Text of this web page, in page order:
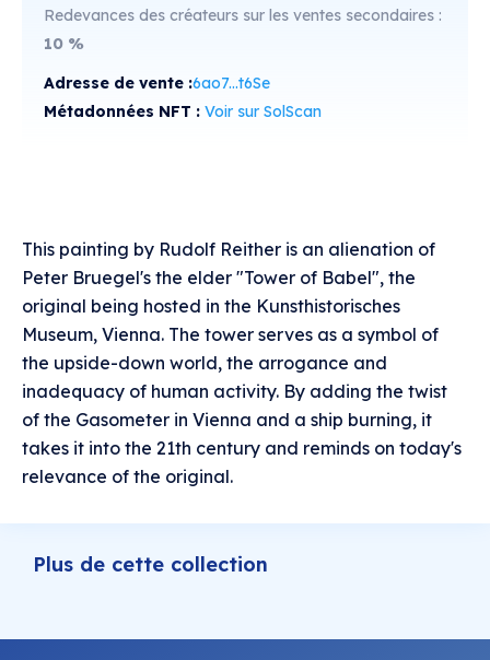
Redevances des créateurs sur les ventes secondaires :
10 %
Adresse de vente :6ao7...t6Se
Métadonnées NFT : Voir sur SolScan
This painting by Rudolf Reither is an alienation of
Peter Bruegel's the elder "Tower of Babel", the
original being hosted in the Kunsthistorisches
Museum, Vienna. The tower serves as a symbol of
the upside-down world, the arrogance and
inadequacy of human activity. By adding the twist
of the Gasometer in Vienna and a ship burning, it
takes it into the 21th century and reminds on today's
relevance of the original.
Plus de cette collection